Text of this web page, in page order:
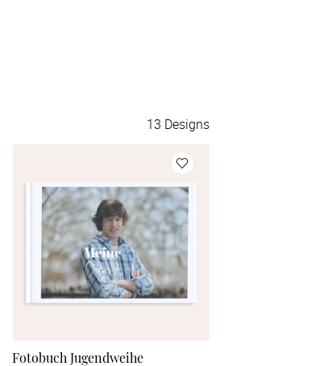
13 Designs
Fotobuch Jugendweihe